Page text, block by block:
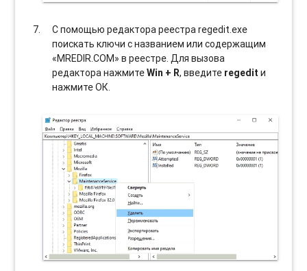
С помощью редактора реестра regedit.exe
поискать ключи с названием или содержащим
«MREDIR.COM» в реестре. Для вызова
редактора нажмитеWin + R, введите regedit и
нажмите ОК.